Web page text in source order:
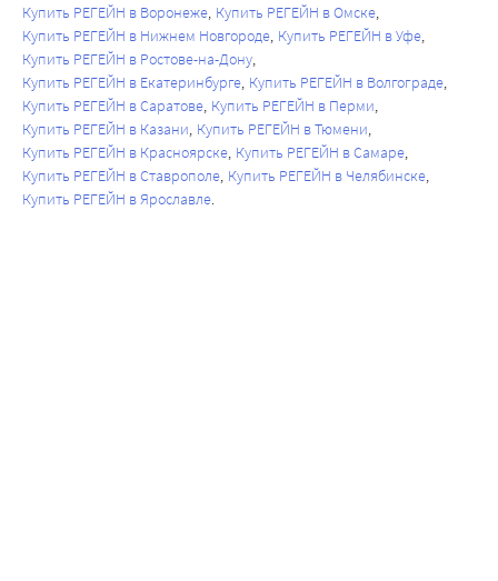
Купить РЕГЕЙН в Воронеже Купить РЕГЕЙН в Омске
Купить РЕГЕЙН в Нижнем Новгороде Купить РЕГЕЙН в Уфе
Купить РЕГЕЙН в Ростове-на-Дону
Купить РЕГЕЙН в Екатеринбурге Купить РЕГЕЙН в Волгограде
Купить РЕГЕЙН в Саратове Купить РЕГЕЙН в Перми
Купить РЕГЕЙН в Казани Купить РЕГЕЙН в Тюмени
Купить РЕГЕЙН в Красноярске Купить РЕГЕЙН в Самаре
Купить РЕГЕЙН в Ставрополе Купить РЕГЕЙН в Челябинске
Купить РЕГЕЙН в Ярославле